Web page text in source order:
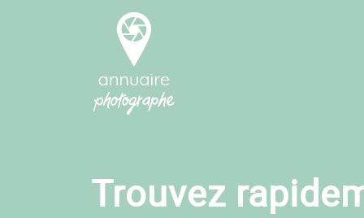
Trouvez